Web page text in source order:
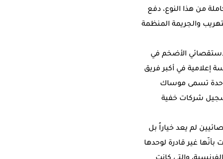
من هذا النوع، دفع
والجريمة المنظمة
الأضخم في
حيث شارك نحو 400 صحافي من أكثر من 100 بلد وأكثر من 100 مؤسسة إعلامية في أكبر فريق
تسمى موساك
شركات خفية
لم يعد خياراً بل
غير قادرة لوحدها